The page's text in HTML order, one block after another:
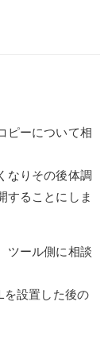
ピーについて相
なりその後体調
することにしま
ツール側に相談
を設置した後の